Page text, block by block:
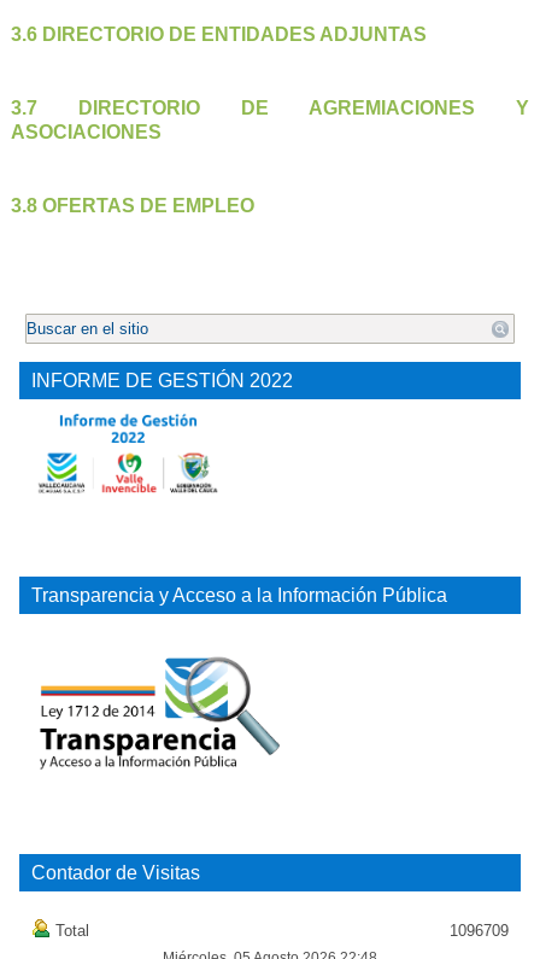
3.6 DIRECTORIO DE ENTIDADES ADJUNTAS
3.7 DIRECTORIO DE AGREMIACIONES Y
ASOCIACIONES
3.8 OFERTAS DE EMPLEO
.
INFORME DE GESTIÓN 2022
Transparencia y Acceso a la Información Pública
Contador de Visitas
Total 1096709